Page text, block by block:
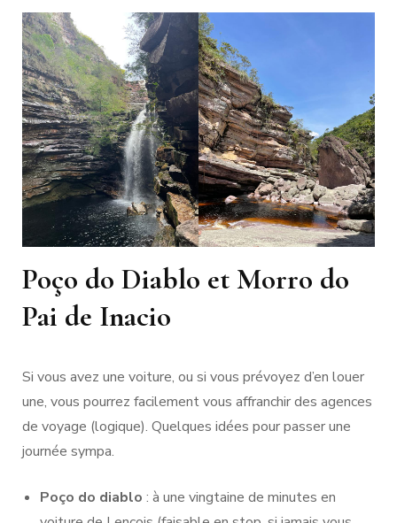
Poço do Diablo et Morro do
Pai de Inacio
Si vous avez une voiture, ou si vous prévoyez d’en louer
une, vous pourrez facilement vous affranchir des agences
de voyage (logique). Quelques idées pour passer une
journée sympa.
Poço do diablo : à une vingtaine de minutes en